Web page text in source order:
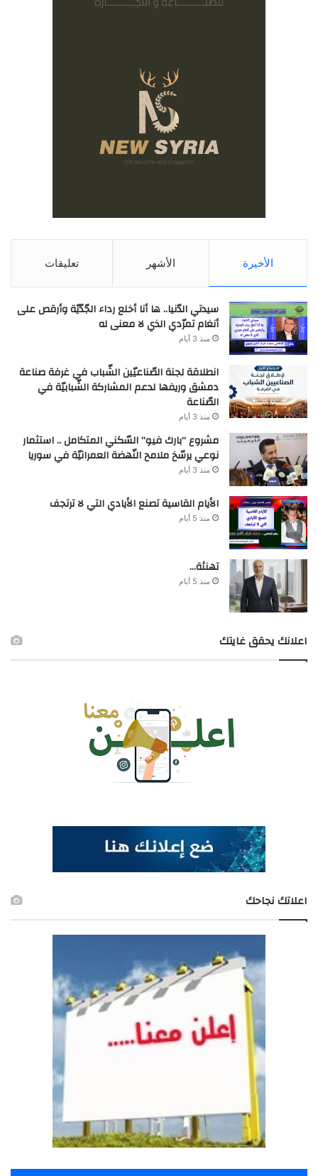
الأخيرة الأشهر تعليقات
سيدتي الدّنيا.. ها أنا أخلع رداء الجّدّيّة وأرقص على
أنغام تمرّدي الذي لا معنى له
منذ 3 أيام
انطلاقة لجنة الصّناعيّين الشّباب في غرفة صناعة
دمشق وريفها لدعم المشاركة الشّبابيّة في
الصّناعة
منذ 3 أيام
مشروع “بارك فيو” السّكني المتكامل .. استثمار
نوعي يرسّخ ملامح النّهضة العمرانيّة في سوريا
منذ 3 أيام
الأيام القاسية تصنع الأيادي التي لا ترتجف
منذ 5 أيام
تهنئة…
منذ 5 أيام
اعلانك يحقق غايتك
اعلاتك نجاحك